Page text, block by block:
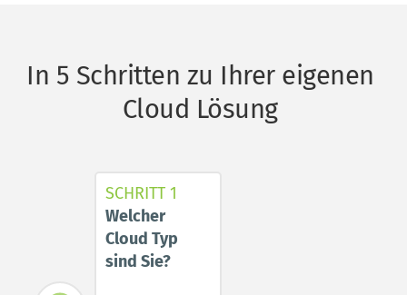
In 5 Schritten zu Ihrer eigenen
Cloud Lösung
SCHRITT 1
Welcher
Cloud Typ
sind Sie?